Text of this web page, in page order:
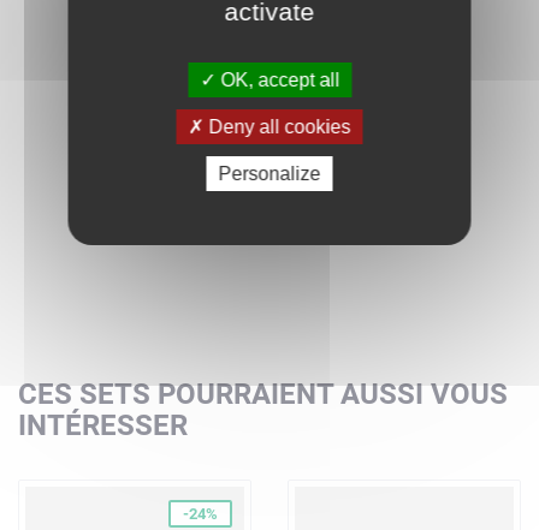
CES SETS POURRAIENT AUSSI VOUS
INTÉRESSER
-24%
activate
OK, accept all
Deny all cookies
Personalize